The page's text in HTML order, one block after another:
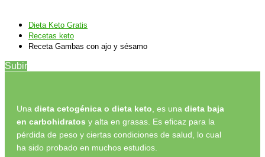
Dieta Keto Gratis
Recetas keto
Receta Gambas con ajo y sésamo
Subir
Una dieta cetogénica o dieta keto , es una dieta baja
en carbohidratos y alta en grasas. Es eficaz para la
pérdida de peso y ciertas condiciones de salud, lo cual
ha sido probado en muchos estudios.